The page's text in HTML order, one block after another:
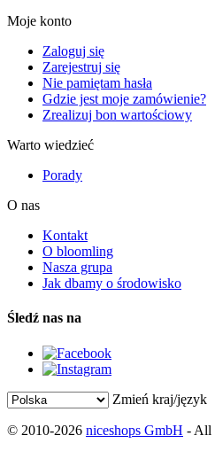
Moje konto
Zaloguj się
Zarejestruj się
Nie pamiętam hasła
Gdzie jest moje zamówienie?
Zrealizuj bon wartościowy
Warto wiedzieć
Porady
O nas
Kontakt
O bloomling
Nasza grupa
Jak dbamy o środowisko
Śledź nas na
Zmień kraj/język
© 2010-2026 niceshops GmbH - All